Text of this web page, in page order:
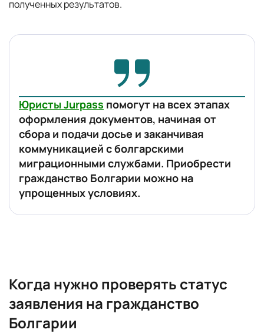
полученных результатов.
Юристы Jurpass помогут на всех этапах
оформления документов, начиная от
сбора и подачи досье и заканчивая
коммуникацией с болгарскими
миграционными службами. Приобрести
гражданство Болгарии можно на
упрощенных условиях.
Когда нужно проверять статус
заявления на гражданство
Болгарии